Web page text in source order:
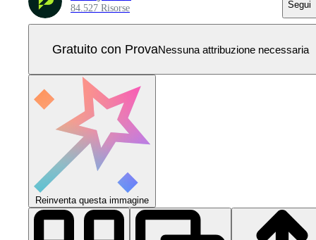
84.527 Risorse Segui
Gratuito con ProvaNessuna attribuzione necessaria
Reinventa questa immagine